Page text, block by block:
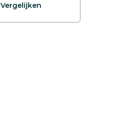
Vergelijken